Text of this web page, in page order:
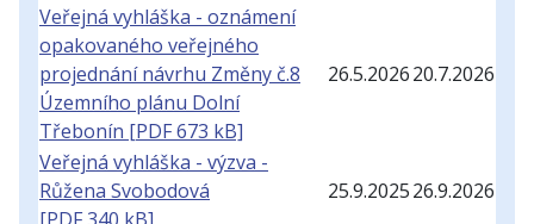
Veřejná vyhláška - oznámení
opakovaného veřejného
projednání návrhu Změny č.8
Územního plánu Dolní
Třebonín [PDF 673 kB]
26.5.202620.7.2026
Veřejná vyhláška - výzva -
Růžena Svobodová
25.9.202526.9.2026